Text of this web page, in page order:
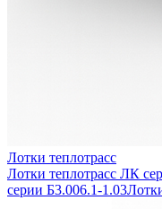
Лотки теплотрасс
Лотки теплотрасс ЛК
серии Б3.006.1-1.03